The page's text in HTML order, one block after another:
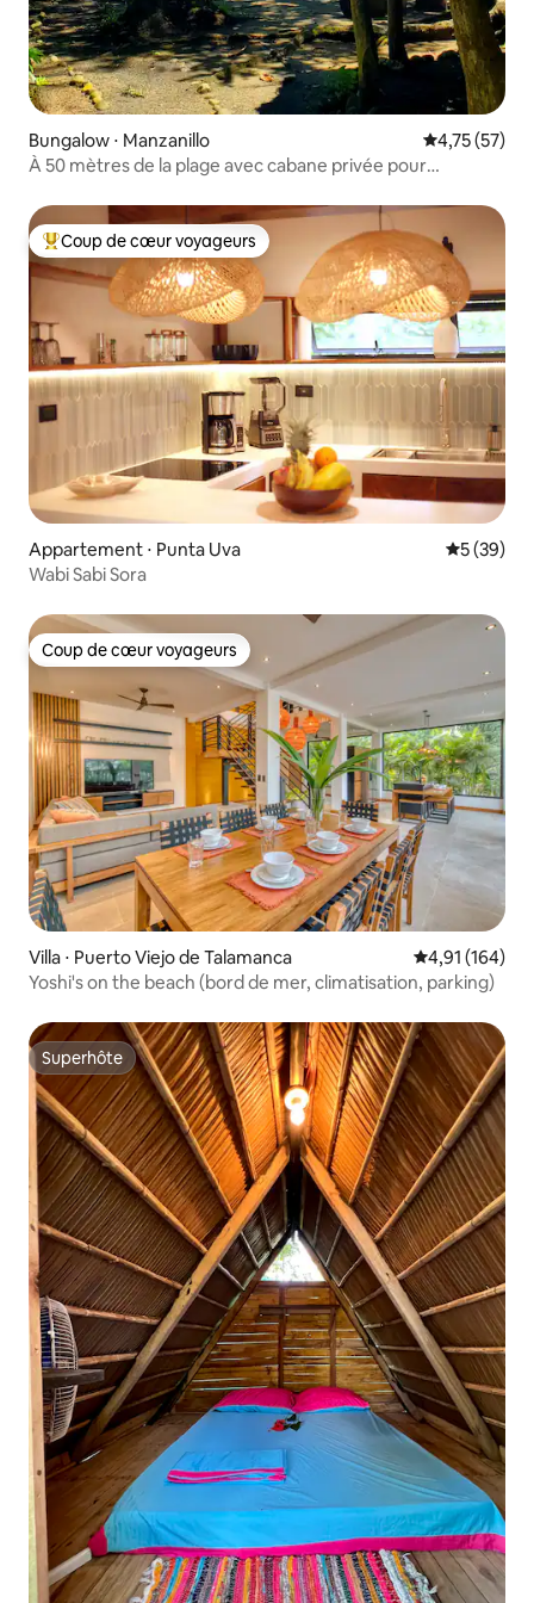
Bungalow ⋅ Manzanillo Évaluation
4,75 (57)
À 50 mètres de la plage avec cabane privée pour
Coups de cœur voyageurs les plus appréciés
Coup de cœur voyageurs
Appartement ⋅ Punta Uva
5 (39)
Wabi Sabi Sora
Coup de cœur voyageurs
Coup de cœur voyageurs
Villa ⋅ Puerto Viejo de Talamanca Évaluation
4,91 (164)
Yoshi's on the beach (bord de mer, climatisation, parking)
Superhôte
Superhôte